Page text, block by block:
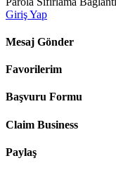
Giriş Yap
Mesaj Gönder
Favorilerim
Başvuru Formu
Claim Business
Paylaş